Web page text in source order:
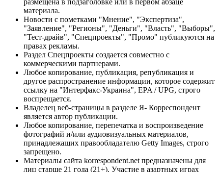
материала.
Новости с пометками "Мнение", "Экспертиза",
"Заявление", "Регионы", "Деньги", "Власть", "Выборы",
"Тест-драйв", "Спецпроекты", "Промо" публикуются на
правах рекламы.
Раздел Спецпроекты создается совместно с
коммерческими партнерами.
Любое копирование, публикация, републикация и
другое распространение информации, которое содержит
ссылку на "Интерфакс-Украина", EPA / UPG, строго
воспрещается.
Владелец веб-страницы в разделе Я- Корреспондент
является автор публикации.
Любое копирование, перепечатка и воспроизведение
фотографий и/или аудиовизуальных материалов,
принадлежащих правообладателю Getty Images, строго
запрещено.
Материалы сайта korrespondent.net предназначены для
лиц старше 21 года (21+). Участие в азартных играх